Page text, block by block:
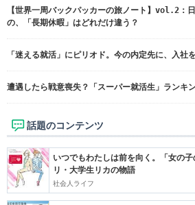
【世界一周バックパッカーの旅ノート】vol.2：
の、「長期休暇」はどれだけ違う？
「迷える就活」にピリオド。今の内定先に、入社
遭遇したら戦意喪失？「スーパー就活生」ランキ
話題のコンテンツ
いつでもわたしは前を向く。「女の
リ・大学生リカの物語
社会人ライフ